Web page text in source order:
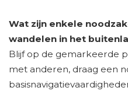
Wat zijn enkele
wandelen in het
Blijf op de gemarkeerde
met anderen, draag een